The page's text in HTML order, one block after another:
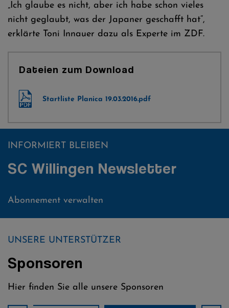
„Ich glaube es nicht, aber ich habe schon vieles
nicht geglaubt, was der Japaner geschafft hat“,
erklärte Toni Innauer dazu als Experte im ZDF.
Dateien zum Download
Startliste Planica 19.03.2016.pdf
INFORMIERT BLEIBEN
SC Willingen Newsletter
Abonnement verwalten
UNSERE UNTERSTÜTZER
Sponsoren
Hier finden Sie alle unsere Sponsoren